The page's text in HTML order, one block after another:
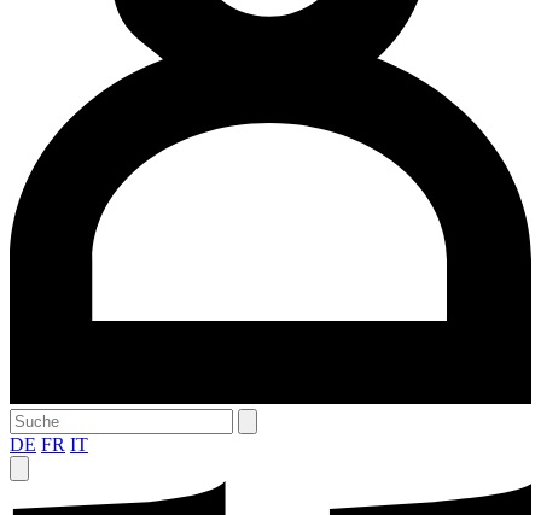
DE FR IT